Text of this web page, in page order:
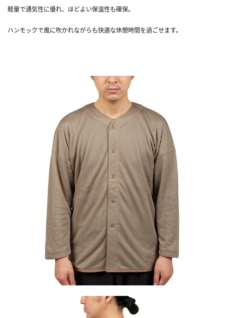
軽量で通気性に優れ、ほどよい保温性も確保。
ハンモックで風に吹かれながらも快適な休憩時間を過ごせます。